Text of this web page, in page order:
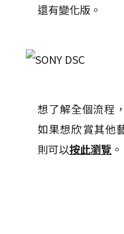
還有變化版。
想了解全個流程
如果想欣賞其他
則可以按此瀏覽 。